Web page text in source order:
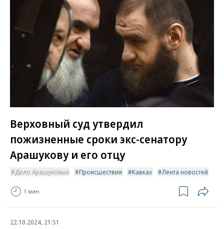
Верховный суд утвердил
пожизненные сроки экс-сенатору
Арашукову и его отцу
Дело Арашуковых Происшествия Кавказ Лента новостей
1 мин.
22.10.2024, 21:51